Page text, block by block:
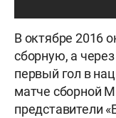
В октябре 2016
сборную, а
первый гол в
матче сборной
представители